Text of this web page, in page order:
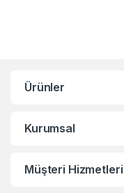
Ürünler
Kurumsal
Müşteri Hizmetleri